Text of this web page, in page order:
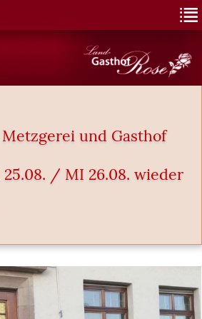
und Gasthof
25.08. / MI 26.08. wieder